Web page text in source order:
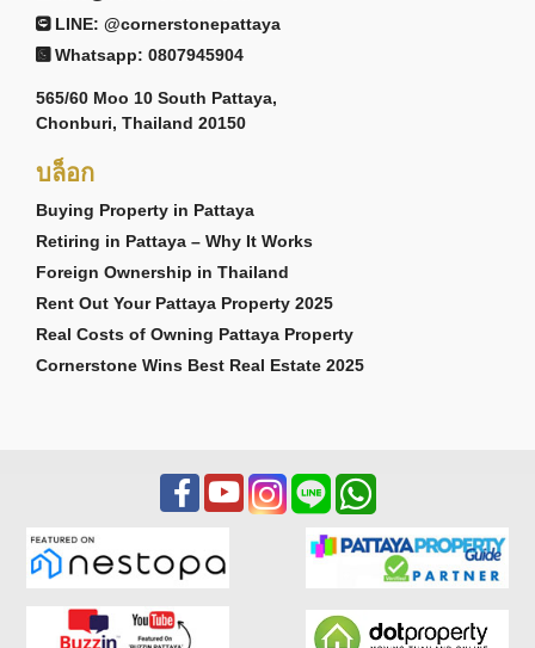
LINE: @cornerstonepattaya
Whatsapp: 0807945904
565/60 Moo 10 South Pattaya,
Chonburi, Thailand 20150
บล็อก
Buying Property in Pattaya
Retiring in Pattaya – Why It Works
Foreign Ownership in Thailand
Rent Out Your Pattaya Property 2025
Real Costs of Owning Pattaya Property
Cornerstone Wins Best Real Estate 2025